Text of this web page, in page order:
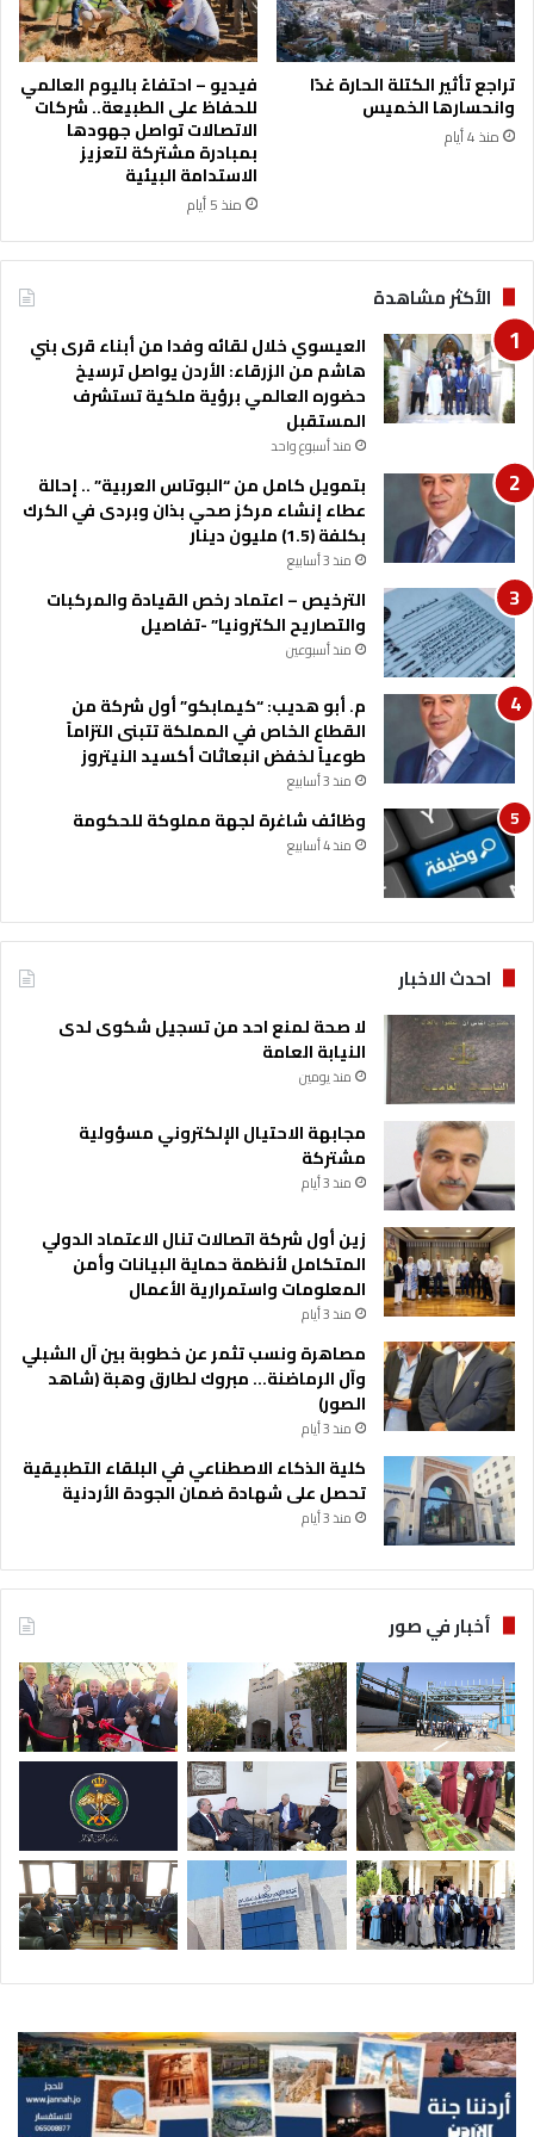
ش
م
ا
ل
ي
ة
خ
ا
ص
ة
ا
ل
ع
تراجع تأثير الكتلة الحارة غدًا
وانحسارها الخميس
منذ 4 أيام
فيديو – احتفاءً باليوم العالمي
للحفاظ على الطبيعة.. شركات
الاتصالات تواصل جهودها
بمبادرة مشتركة لتعزيز
الاستدامة البيئية
منذ 5 أيام
الأكثر مشاهدة
العيسوي خلال لقائه وفدا من أبناء قرى بني
هاشم من الزرقاء: الأردن يواصل ترسيخ
حضوره العالمي برؤية ملكية تستشرف
المستقبل
منذ أسبوع واحد
بتمويل كامل من “البوتاس العربية” .. إحالة
عطاء إنشاء مركز صحي بذان وبردى في الكرك
بكلفة (1.5) مليون دينار
منذ 3 أسابيع
الترخيص – اعتماد رخص القيادة والمركبات
والتصاريح الكترونيا” -تفاصيل
منذ أسبوعين
م. أبو هديب: “كيمابكو” أول شركة من
القطاع الخاص في المملكة تتبنى التزاماً
طوعياً لخفض انبعاثات أكسيد النيتروز
منذ 3 أسابيع
وظائف شاغرة لجهة مملوكة للحكومة
منذ 4 أسابيع
احدث الاخبار
لا صحة لمنع احد من تسجيل شكوى لدى
النيابة العامة
منذ يومين
مجابهة الاحتيال الإلكتروني مسؤولية
مشتركة
منذ 3 أيام
زين أول شركة اتصالات تنال الاعتماد الدولي
المتكامل لأنظمة حماية البيانات وأمن
المعلومات واستمرارية الأعمال
منذ 3 أيام
مصاهرة ونسب تثمر عن خطوبة بين آل الشبلي
وآل الرماضنة… مبروك لطارق وهبة (شاهد
الصور)
منذ 3 أيام
كلية الذكاء الاصطناعي في البلقاء التطبيقية
تحصل على شهادة ضمان الجودة الأردنية
منذ 3 أيام
أخبار في صور